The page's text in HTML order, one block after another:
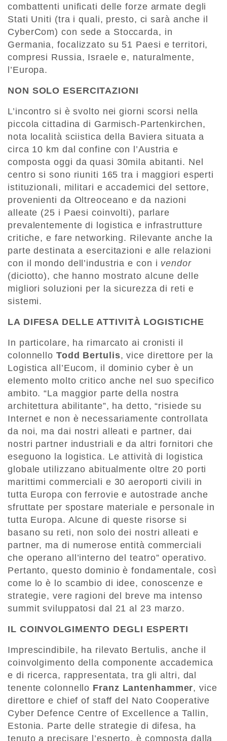
combattenti unificati delle forze armate degli
Stati Uniti (tra i quali, presto, ci sarà anche il
CyberCom) con sede a Stoccarda, in
Germania, focalizzato su 51 Paesi e territori,
compresi Russia, Israele e, naturalmente,
l’Europa.
NON SOLO ESERCITAZIONI
L’incontro si è svolto nei giorni scorsi nella
piccola cittadina di Garmisch-Partenkirchen,
nota località sciistica della Baviera situata a
circa 10 km dal confine con l’Austria e
composta oggi da quasi 30mila abitanti. Nel
centro si sono riuniti 165 tra i maggiori esperti
istituzionali, militari e accademici del settore,
provenienti da Oltreoceano e da nazioni
alleate (25 i Paesi coinvolti), parlare
prevalentemente di logistica e infrastrutture
critiche, e fare networking. Rilevante anche la
parte destinata a esercitazioni e alle relazioni
con il mondo dell’industria e con i vendor
(diciotto), che hanno mostrato alcune delle
migliori soluzioni per la sicurezza di reti e
sistemi.
LA DIFESA DELLE ATTIVITÀ LOGISTICHE
In particolare, ha rimarcato ai cronisti il
colonnello Todd Bertulis, vice direttore per la
Logistica all’Eucom, il dominio cyber è un
elemento molto critico anche nel suo specifico
ambito. “La maggior parte della nostra
architettura abilitante”, ha detto, “risiede su
Internet e non è necessariamente controllata
da noi, ma dai nostri alleati e partner, dai
nostri partner industriali e da altri fornitori che
eseguono la logistica. Le attività di logistica
globale utilizzano abitualmente oltre 20 porti
marittimi commerciali e 30 aeroporti civili in
tutta Europa con ferrovie e autostrade anche
sfruttate per spostare materiale e personale in
tutta Europa. Alcune di queste risorse si
basano su reti, non solo dei nostri alleati e
partner, ma di numerose entità commerciali
che operano all’interno del teatro” operativo.
Pertanto, questo dominio è fondamentale, così
come lo è lo scambio di idee, conoscenze e
strategie, vere ragioni del breve ma intenso
summit sviluppatosi dal 21 al 23 marzo.
IL COINVOLGIMENTO DEGLI ESPERTI
Imprescindibile, ha rilevato Bertulis, anche il
coinvolgimento della componente accademica
e di ricerca, rappresentata, tra gli altri, dal
tenente colonnello Franz Lantenhammer, vice
direttore e chief of staff del Nato Cooperative
Cyber Defence Centre of Excellence a Tallin,
Estonia. Parte delle strategie di difesa, ha
tenuto a precisare l’esperto, è composta dalla